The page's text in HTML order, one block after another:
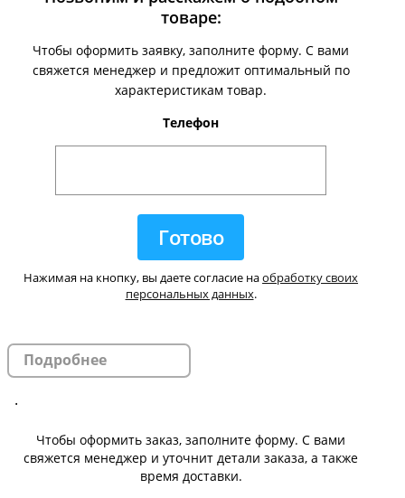
товаре:
Чтобы оформить заявку, заполните форму. С вами
свяжется менеджер и предложит оптимальный по
характеристикам товар.
Телефон
Нажимая на кнопку, вы даете согласие наобработку своих
персональных данных.
Подробнее
.
Чтобы оформить заказ, заполните форму. С вами
свяжется менеджер и уточнит детали заказа, а также
время доставки.